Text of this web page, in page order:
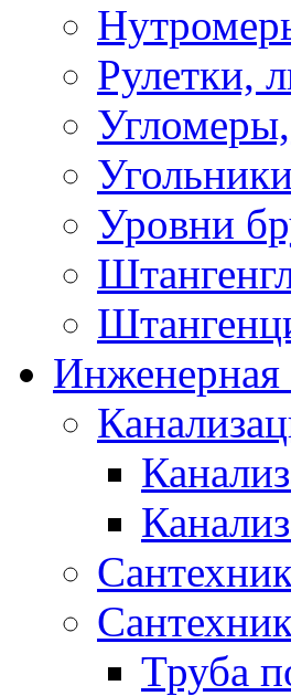
Рулетки,
Уровни
Инженерная
Труба